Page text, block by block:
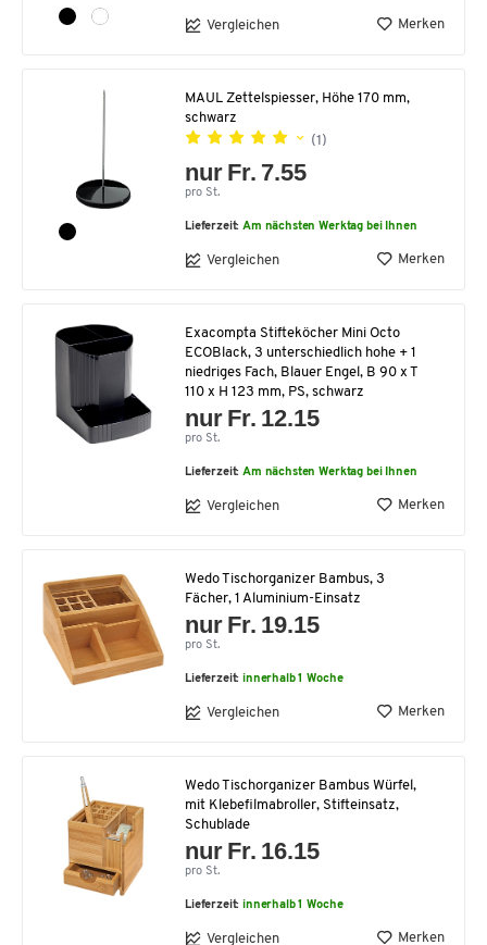
Vergleichen Merken
MAUL Zettelspiesser, Höhe 170 mm,
schwarz
(1)
nur Fr. 7.55
pro St.
Lieferzeit:Am nächsten Werktag bei Ihnen
Vergleichen Merken
Exacompta Stifteköcher Mini Octo
ECOBlack, 3 unterschiedlich hohe + 1
niedriges Fach, Blauer Engel, B 90 x T
110 x H 123 mm, PS, schwarz
nur Fr. 12.15
pro St.
Lieferzeit:Am nächsten Werktag bei Ihnen
Vergleichen Merken
Wedo Tischorganizer Bambus, 3
Fächer, 1 Aluminium-Einsatz
nur Fr. 19.15
pro St.
Lieferzeit:innerhalb 1 Woche
Vergleichen Merken
Wedo Tischorganizer Bambus Würfel,
mit Klebefilmabroller, Stifteinsatz,
Schublade
nur Fr. 16.15
pro St.
Lieferzeit:innerhalb 1 Woche
Vergleichen Merken